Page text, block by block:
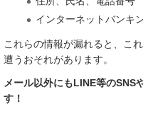
インターネットバンキ
これらの情報が漏れると、こ
遭うおそれがあります。
メール以外にもLINE等のSNS
す！